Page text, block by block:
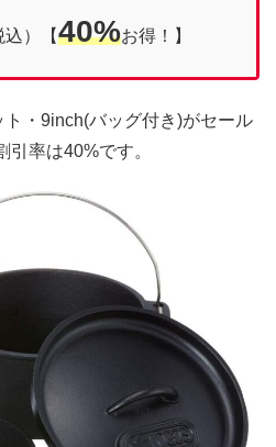
込）【40%お得！】
・9inch(バッグ付き)がセール
率は40%です。